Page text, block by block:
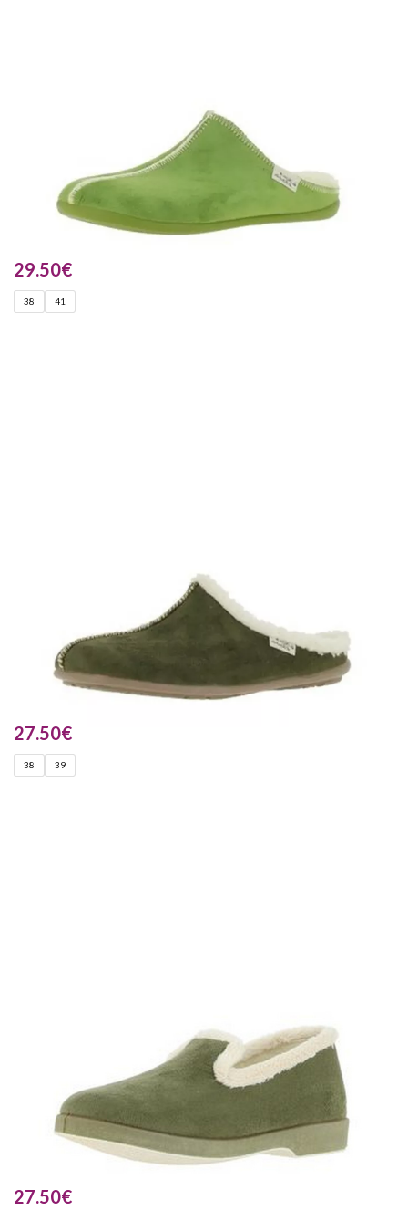
29.50€
38 41
27.50€
38 39
27.50€